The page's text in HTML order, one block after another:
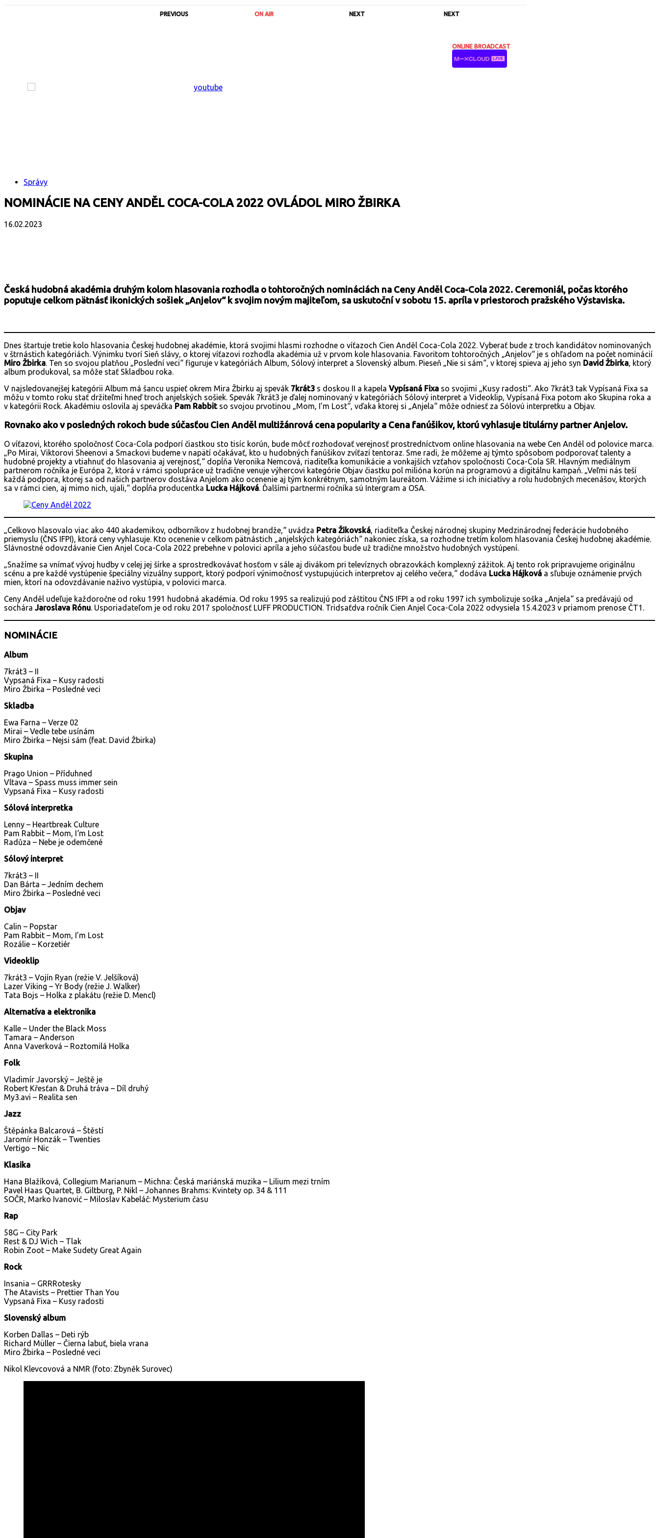
PREVIOUS ON AIR NEXT NEXT
ONLINE BROADCAST
Správy
NOMINÁCIE NA CENY ANDĚL COCA-COLA 2022 OVLÁDOL MIRO ŽBIRKA
16.02.2023
Česká hudobná akadémia druhým kolom hlasovania rozhodla o tohtoročných nomináciách na Ceny Anděl Coca-Cola 2022. Ceremoniál, počas ktorého
poputuje celkom pätnásť ikonických sošiek „Anjelov“ k svojim novým majiteľom, sa uskutoční v sobotu 15. apríla v priestoroch pražského Výstaviska.
Dnes štartuje tretie kolo hlasovania Českej hudobnej akadémie, ktorá svojimi hlasmi rozhodne o víťazoch Cien Anděl Coca-Cola 2022. Vyberať bude z troch kandidátov nominovaných
v štrnástich kategóriách. Výnimku tvorí Sieň slávy, o ktorej víťazovi rozhodla akadémia už v prvom kole hlasovania. Favoritom tohtoročných „Anjelov“ je s ohľadom na počet nominácií
Miro Žbirka. Ten so svojou platňou „Poslední veci“ figuruje v kategóriách Album, Sólový interpret a Slovenský album. Pieseň „Nie si sám“, v ktorej spieva aj jeho syn David Žbirka, ktorý
album produkoval, sa môže stať Skladbou roka.
V najsledovanejšej kategórii Album má šancu uspieť okrem Mira Žbirku aj spevák 7krát3 s doskou II a kapela Vypísaná Fixa so svojimi „Kusy radosti“. Ako 7krát3 tak Vypísaná Fixa sa
môžu v tomto roku stať držiteľmi hneď troch anjelských sošiek. Spevák 7krát3 je ďalej nominovaný v kategóriách Sólový interpret a Videoklip, Vypísaná Fixa potom ako Skupina roka a
v kategórii Rock. Akadémiu oslovila aj speváčka Pam Rabbit so svojou prvotinou „Mom, I’m Lost“, vďaka ktorej si „Anjela“ môže odniesť za Sólovú interpretku a Objav.
Rovnako ako v posledných rokoch bude súčasťou Cien Anděl multižánrová cena popularity a Cena fanúšikov, ktorú vyhlasuje titulárny partner Anjelov.
O víťazovi, ktorého spoločnosť Coca-Cola podporí čiastkou sto tisíc korún, bude môcť rozhodovať verejnosť prostredníctvom online hlasovania na webe Cen Anděl od polovice marca.
„Po Mirai, Viktorovi Sheenovi a Smackovi budeme v napätí očakávať, kto u hudobných fanúšikov zvíťazí tentoraz. Sme radi, že môžeme aj týmto spôsobom podporovať talenty a
hudobné projekty a vtiahnuť do hlasovania aj verejnosť,“ dopĺňa Veronika Nemcová, riaditeľka komunikácie a vonkajších vzťahov spoločnosti Coca-Cola SR. Hlavným mediálnym
partnerom ročníka je Európa 2, ktorá v rámci spolupráce už tradične venuje výhercovi kategórie Objav čiastku pol milióna korún na programovú a digitálnu kampaň. „Veľmi nás teší
každá podpora, ktorej sa od našich partnerov dostáva Anjelom ako ocenenie aj tým konkrétnym, samotným laureátom. Vážime si ich iniciatívy a rolu hudobných mecenášov, ktorých
sa v rámci cien, aj mimo nich, ujali,“ dopĺňa producentka Lucka Hájková. Ďalšími partnermi ročníka sú Intergram a OSA.
„Celkovo hlasovalo viac ako 440 akademikov, odborníkov z hudobnej brandže,“ uvádza Petra Žikovská, riaditeľka Českej národnej skupiny Medzinárodnej federácie hudobného
priemyslu (ČNS IFPI), ktorá ceny vyhlasuje. Kto ocenenie v celkom pätnástich „anjelských kategóriách“ nakoniec získa, sa rozhodne tretím kolom hlasovania Českej hudobnej akadémie.
Slávnostné odovzdávanie Cien Anjel Coca-Cola 2022 prebehne v polovici apríla a jeho súčasťou bude už tradične množstvo hudobných vystúpení.
„Snažíme sa vnímať vývoj hudby v celej jej šírke a sprostredkovávať hosťom v sále aj divákom pri televíznych obrazovkách komplexný zážitok. Aj tento rok pripravujeme originálnu
scénu a pre každé vystúpenie špeciálny vizuálny support, ktorý podporí výnimočnosť vystupujúcich interpretov aj celého večera,“ dodáva Lucka Hájková a sľubuje oznámenie prvých
mien, ktorí na odovzdávanie naživo vystúpia, v polovici marca.
Ceny Anděl udeľuje každoročne od roku 1991 hudobná akadémia. Od roku 1995 sa realizujú pod záštitou ČNS IFPI a od roku 1997 ich symbolizuje soška „Anjela“ sa predávajú od
sochára Jaroslava Rónu. Usporiadateľom je od roku 2017 spoločnosť LUFF PRODUCTION. Tridsaťdva ročník Cien Anjel Coca-Cola 2022 odvysiela 15.4.2023 v priamom prenose ČT1.
NOMINÁCIE
Album
7krát3 – II
Vypsaná Fixa – Kusy radosti
Miro Žbirka – Posledné veci
Skladba
Ewa Farna – Verze 02
Mirai – Vedle tebe usínám
Miro Žbirka – Nejsi sám (feat. David Žbirka)
Skupina
Prago Union – Příduhned
Vltava – Spass muss immer sein
Vypsaná Fixa – Kusy radosti
Sólová interpretka
Lenny – Heartbreak Culture
Pam Rabbit – Mom, I‘m Lost
Radůza – Nebe je odemčené
Sólový interpret
7krát3 – II
Dan Bárta – Jedním dechem
Miro Žbirka – Posledné veci
Objav
Calin – Popstar
Pam Rabbit – Mom, I’m Lost
Rozálie – Korzetiér
Videoklip
7krát3 – Vojín Ryan (režie V. Jelšíková)
Lazer Viking – Yr Body (režie J. Walker)
Tata Bojs – Holka z plakátu (režie D. Mencl)
Alternatíva a elektronika
Kalle – Under the Black Moss
Tamara – Anderson
Anna Vaverková – Roztomilá Holka
Folk
Vladimír Javorský – Ještě je
Robert Křesťan & Druhá tráva – Díl druhý
My3.avi – Realita sen
Jazz
Štěpánka Balcarová – Štěstí
Jaromír Honzák – Twenties
Vertigo – Nic
Klasika
Hana Blažíková, Collegium Marianum – Michna: Česká mariánská muzika – Lilium mezi trním
Pavel Haas Quartet, B. Giltburg, P. Nikl – Johannes Brahms: Kvintety op. 34 & 111
SOČR, Marko Ivanović – Miloslav Kabeláč: Mysterium času
Rap
58G – City Park
Rest & DJ Wich – Tlak
Robin Zoot – Make Sudety Great Again
Rock
Insania – GRRRotesky
The Atavists – Prettier Than You
Vypsaná Fixa – Kusy radosti
Slovenský album
Korben Dallas – Deti rýb
Richard Müller – Čierna labuť, biela vrana
Miro Žbirka – Posledné veci
Nikol Klevcovová a NMR (foto: Zbyněk Surovec)